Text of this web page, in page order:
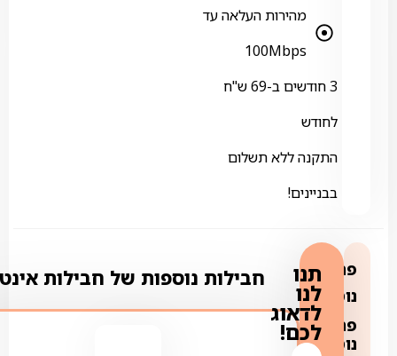
מהירות העלאה עד
100Mbps
3 חודשים ב-69 ש"ח
לחודש
התקנה ללא תשלום
בבניינים!
פרטים
נוספים:
פרטים
נוספים:
תנו
לנו
לדאוג
לכם!
חבילות נוספות של חבילות